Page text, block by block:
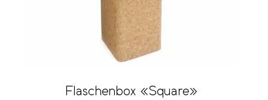
Flaschenbox «Square»